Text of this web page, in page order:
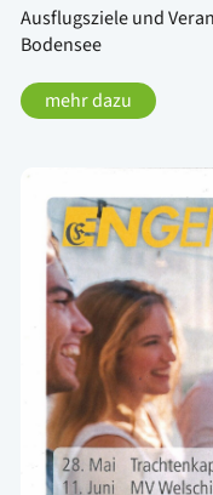
Ausflugsziele und
Bodensee
mehr dazu